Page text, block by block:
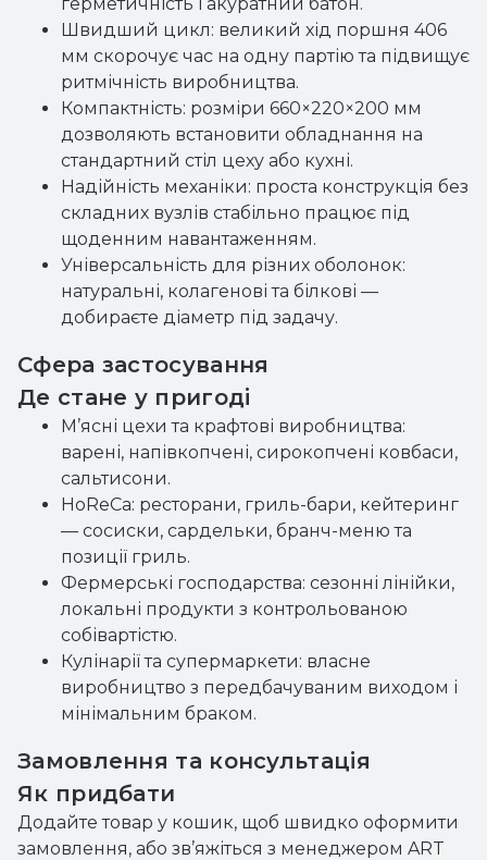
Швидший цикл: великий хід поршня 406
мм скорочує час на одну партію та підвищує
ритмічність виробництва.
Компактність: розміри 660×220×200 мм
дозволяють встановити обладнання на
стандартний стіл цеху або кухні.
Надійність механіки: проста конструкція без
складних вузлів стабільно працює під
щоденним навантаженням.
Універсальність для різних оболонок:
натуральні, колагенові та білкові —
добираєте діаметр під задачу.
Сфера застосування
Де стане у пригоді
М’ясні цехи та крафтові виробництва:
варені, напівкопчені, сирокопчені ковбаси,
сальтисони.
HoReCa: ресторани, гриль-бари, кейтеринг
— сосиски, сардельки, бранч-меню та
позиції гриль.
Фермерські господарства: сезонні лінійки,
локальні продукти з контрольованою
собівартістю.
Кулінарії та супермаркети: власне
виробництво з передбачуваним виходом і
мінімальним браком.
Замовлення та консультація
Як придбати
Додайте товар у кошик, щоб швидко оформити
замовлення, або зв’яжіться з менеджером ART